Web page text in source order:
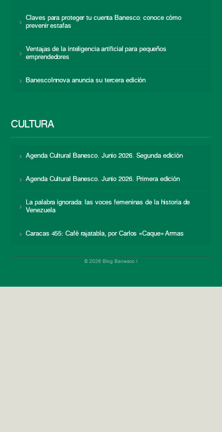
Claves para proteger tu cuenta Banesco: conoce cómo
prevenir estafas
Ventajas de la inteligencia artificial para pequeños
emprendedores
BanescoInnova anuncia su tercera edición
CULTURA
Agenda Cultural Banesco. Junio 2026. Segunda edición
Agenda Cultural Banesco. Junio 2026. Primera edición
La palabra ignorada: las voces femeninas de la historia de
Venezuela
Caracas 455: Café rajatabla, por Carlos «Caque» Armas
© 2026 Blog Banesco |